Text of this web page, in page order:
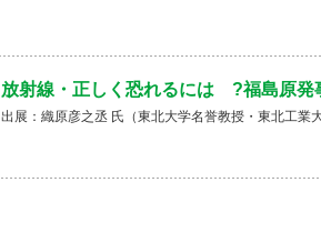
放射線・正しく恐れるには ?福島原発
出展：織原彦之丞 氏（東北大学名誉教授・東北工業